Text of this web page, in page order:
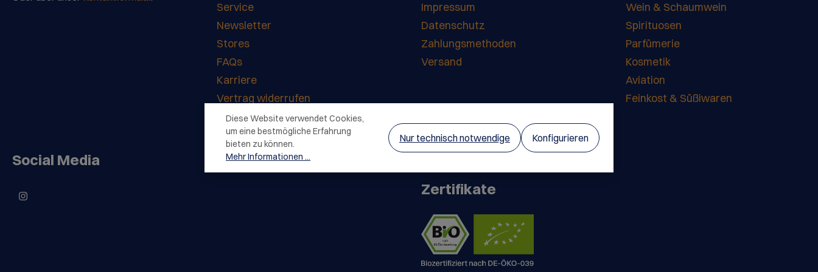
Service
Newsletter
Stores
FAQs
Karriere
Vertrag widerrufen
Impressum
Datenschutz
Zahlungsmethoden
Versand
Wein & Schaumwein
Spirituosen
Parfümerie
Kosmetik
Aviation
Feinkost & Süßiwaren
Social Media
Zertifikate
Diese Website verwendet Cookies,
um eine bestmögliche Erfahrung
bieten zu können.
Mehr Informationen ...
Nur technisch notwendige Konfigurieren